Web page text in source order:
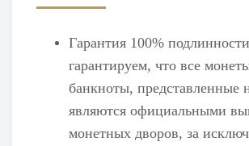
Гарантия 100%
гарантируем, что все
банкноты, представленные
являются официальными
монетных дворов, за